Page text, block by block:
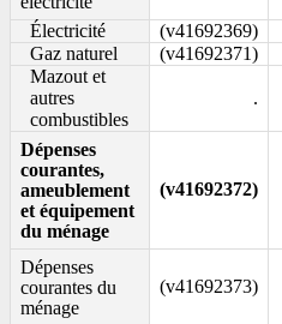
Électricité (v41692369)
Gaz naturel
(v41692371)
Mazout et
autres
combustibles
.
Dépenses
courantes,
ameublement
et équipement
du ménage
(v41692372)
Dépenses
courantes du
ménage
(v41692373)